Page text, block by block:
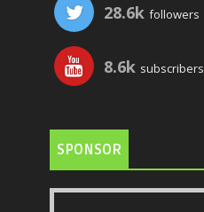
28.6k followers
8.6k subscribers
SPONSOR